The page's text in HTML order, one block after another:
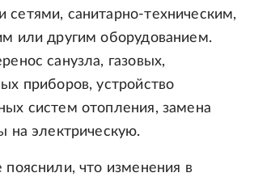
санитарно-техническим,
или другим оборудованием.
санузла, газовых,
приборов, устройство
систем отопления, замена
на электрическую.
пояснили, что изменения в